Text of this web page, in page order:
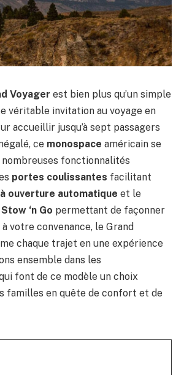
Voyager est bien plus qu’un simple
véritable invitation au voyage en
accueillir jusqu’à sept passagers
ce monospace américain se
fonctionnalités
portes coulissantes facilitant
à ouverture automatique et le
Stow ‘n Go permettant de façonner
votre convenance, le Grand
chaque trajet en une expérience
ensemble dans les
font de ce modèle un choix
familles en quête de confort et de